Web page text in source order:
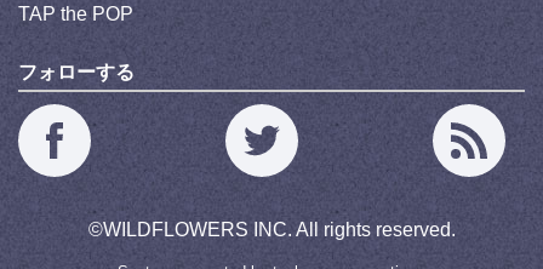
TAP the POP
フォローする
©WILDFLOWERS INC. All rights reserved.